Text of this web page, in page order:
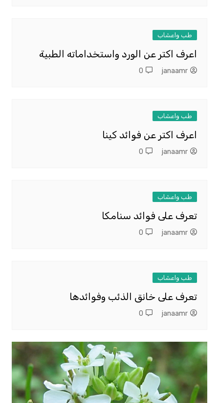
طب واعشاب
اعرف اكتر عن الورد واستخداماته الطبية
janaamr
0
طب واعشاب
اعرف اكتر عن فوائد كينا
janaamr
0
طب واعشاب
تعرف على فوائد سنامكا
janaamr
0
طب واعشاب
تعرف على خانق الذئب وفوائدها
janaamr
0